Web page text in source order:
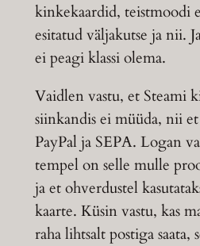
kinkekaardid, teistmoodi
esitatud väljakutse ja nii.
ei peagi klassi olema.
Vaidlen vastu, et Steami
siinkandis ei müüda, nii
PayPal ja SEPA. Logan
tempel on selle mulle
ja et ohverdustel
kaarte. Küsin vastu, kas
raha lihtsalt postiga saata,